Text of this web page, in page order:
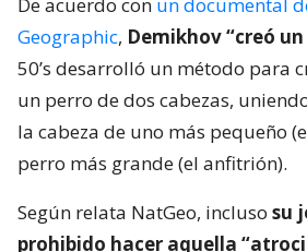
Geographic, Demikhov “creó
50’s desarrolló un método para
un perro de dos cabezas,
la cabeza de uno más pequeño
perro más grande (el anfitrión).
Según relata NatGeo, incluso su
prohibido hacer aquella